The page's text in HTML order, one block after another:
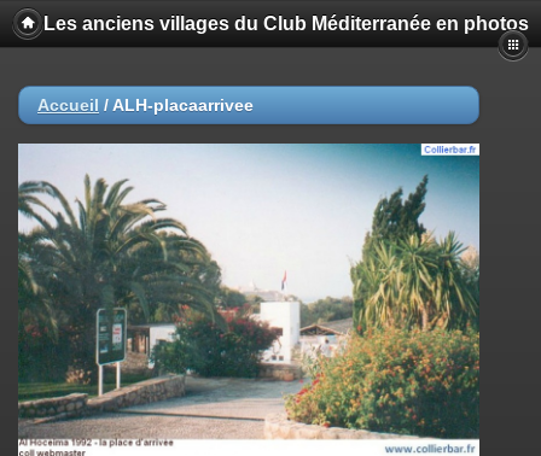
Les anciens villages du Club Méditerranée en photos
Accueil / ALH-placaarrivee